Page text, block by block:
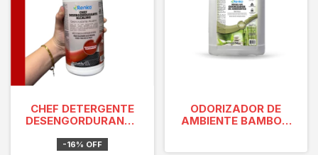
CHEF DETERGENTE
DESENGORDURANTE
-16% OFF
ODORIZADOR DE
AMBIENTE BAMBOO